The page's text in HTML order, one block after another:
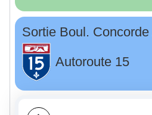
Sortie Boul.
Autoroute 15